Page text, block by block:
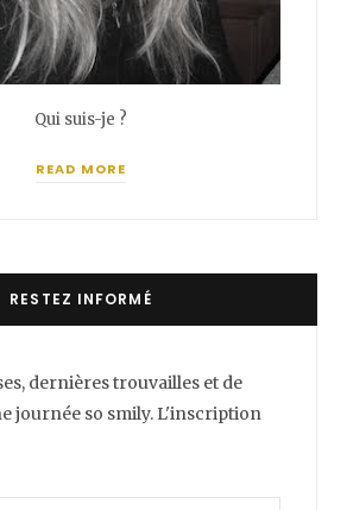
Qui suis-je ?
READ MORE
RESTEZ INFORMÉ
dernières trouvailles et de
journée so smily. L'inscription